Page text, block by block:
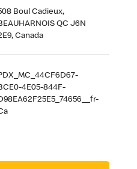
Boul Cadieux,
QC J6N
Canada
4E05-844F-